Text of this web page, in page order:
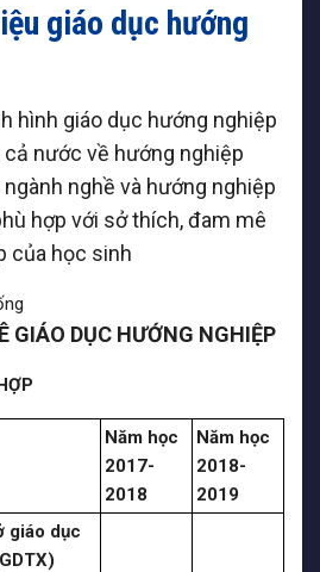
giáo dục hướng
hình giáo dục hướng nghiệp
nước về hướng nghiệp
nghề và hướng nghiệp
hợp với sở thích, đam mê
của học sinh
GIÁO DỤC HƯỚNG NGHIỆP
Năm học
2017-
2018
Năm học
2018-
2019
giáo dục